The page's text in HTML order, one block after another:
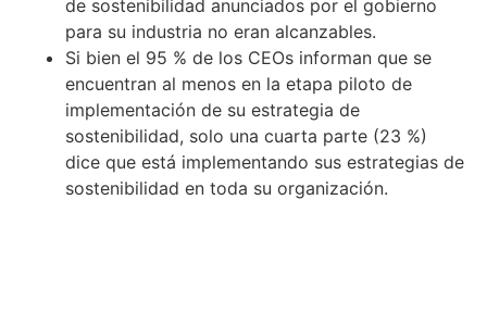
de sostenibilidad anunciados por el gobierno
para su industria no eran alcanzables.
Si bien el 95 % de los CEOs informan que se
encuentran al menos en la etapa piloto de
implementación de su estrategia de
sostenibilidad, solo una cuarta parte (23 %)
dice que está implementando sus estrategias de
sostenibilidad en toda su organización.